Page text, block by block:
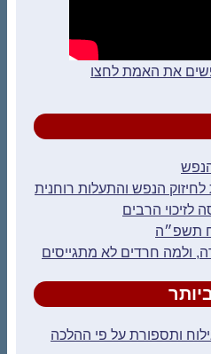
את האמת לחצו
הנפש והתעלות רוחנית
לזיכוי הרבים
תשפ״ה
ולמה חרדים לא מתגייסים
ותספורת על פי ההלכה